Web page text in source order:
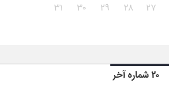
۲۷
۲۸ ۲۹ ۳۰ ۳۱
۲۰ شماره آخر